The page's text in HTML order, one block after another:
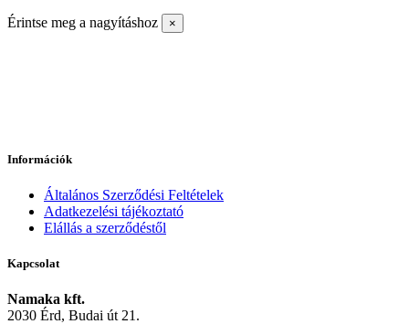
Érintse meg a nagyításhoz ×
Információk
Általános Szerződési Feltételek
Adatkezelési tájékoztató
Elállás a szerződéstől
Kapcsolat
Namaka kft.
2030 Érd, Budai út 21.